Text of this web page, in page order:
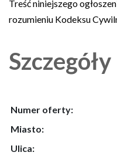
Treść niniejszego
rozumieniu Kodeksu
Szczegóły
Numer oferty:
Miasto:
Ulica: